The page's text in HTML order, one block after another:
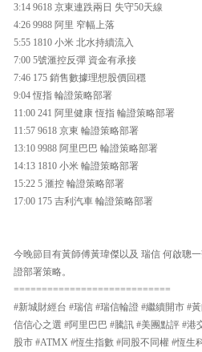
3:14 9618 京東連跌兩日 失守50天線
4:26 9988 阿里 窄幅上落
5:55 1810 小米 北水持續流入
7:00 5號滙控反彈 資金有承接
7:46 175 銷售數據理想股價回穩
9:04 恆指 輪證策略部署
11:00 241 阿里健康 恆指 輪證策略部署
11:57 9618 京東 輪證策略部署
13:10 9988 阿里巴巴 輪證策略部署
14:13 1810 小米 輪證策略部署
15:22 5 滙控 輪證策略部署
17:00 175 吉利汽車 輪證策略部署
今晚節目有黃師傅黃瑋傑以及 瑞信 何啟聰
證部署策略。
============================
#新城財經台 #瑞信 #瑞信輪證 #繼續開市 #
信信心之選 #阿里巴巴 #騰訊 #美團點評 #港
股市 #ATMX #恆生指數 #同股不同權 #恆生